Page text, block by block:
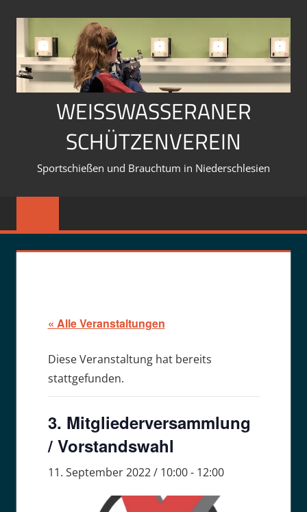
springen
WEISSWASSERANER S
CHÜTZENVEREIN
Sportschießen und Brauchtum in Niederschlesien
« Alle Veranstaltungen
Diese Veranstaltung hat bereits
stattgefunden.
3. Mitgliederversammlung
/ Vorstandswahl
11. September 2022 / 10:00- 12:00